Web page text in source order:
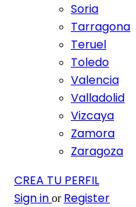
Soria
Tarragona
Teruel
Toledo
Valencia
Valladolid
Vizcaya
Zamora
Zaragoza
CREA TU PERFIL
Sign in or Register